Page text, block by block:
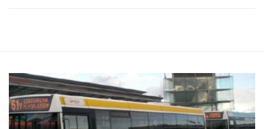
BELÉPÉS
REGISZTRÁCIÓ